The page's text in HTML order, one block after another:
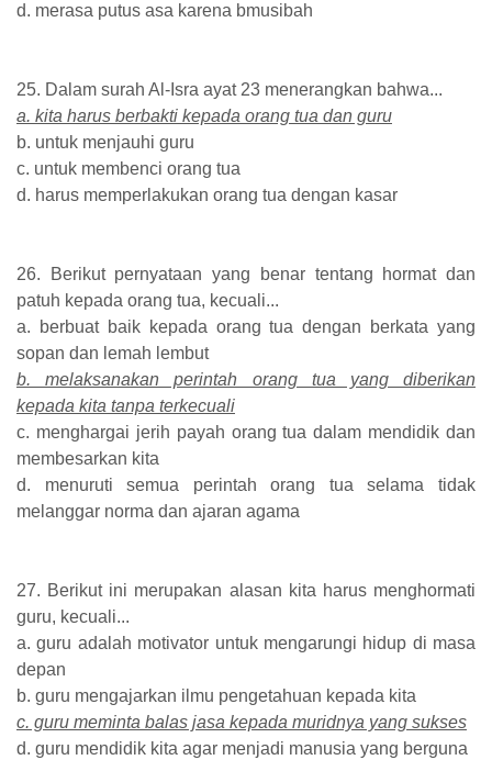
d. merasa putus asa karena bmusibah
25. Dalam surah Al-Isra ayat 23 menerangkan bahwa...
a. kita harus berbakti kepada orang tua dan guru
b. untuk menjauhi guru
c. untuk membenci orang tua
d. harus memperlakukan orang tua dengan kasar
26. Berikut pernyataan yang benar tentang hormat dan
patuh kepada orang tua, kecuali...
a. berbuat baik kepada orang tua dengan berkata yang
sopan dan lemah lembut
b. melaksanakan perintah orang tua yang diberikan
kepada kita tanpa terkecuali
c. menghargai jerih payah orang tua dalam mendidik dan
membesarkan kita
d. menuruti semua perintah orang tua selama tidak
melanggar norma dan ajaran agama
27. Berikut ini merupakan alasan kita harus menghormati
guru, kecuali...
a. guru adalah motivator untuk mengarungi hidup di masa
depan
b. guru mengajarkan ilmu pengetahuan kepada kita
c. guru meminta balas jasa kepada muridnya yang sukses
d. guru mendidik kita agar menjadi manusia yang berguna